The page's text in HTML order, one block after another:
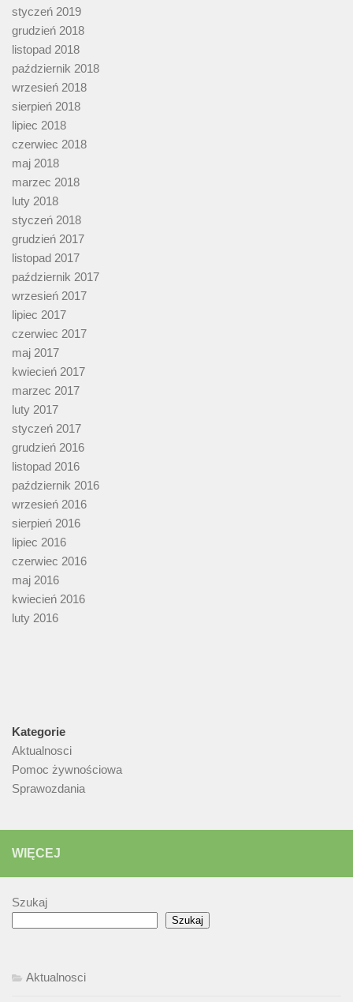
styczeń 2019
grudzień 2018
listopad 2018
październik 2018
wrzesień 2018
sierpień 2018
lipiec 2018
czerwiec 2018
maj 2018
marzec 2018
luty 2018
styczeń 2018
grudzień 2017
listopad 2017
październik 2017
wrzesień 2017
lipiec 2017
czerwiec 2017
maj 2017
kwiecień 2017
marzec 2017
luty 2017
styczeń 2017
grudzień 2016
listopad 2016
październik 2016
wrzesień 2016
sierpień 2016
lipiec 2016
czerwiec 2016
maj 2016
kwiecień 2016
luty 2016
Kategorie
Aktualnosci
Pomoc żywnościowa
Sprawozdania
WIĘCEJ
Szukaj
Szukaj
Aktualnosci